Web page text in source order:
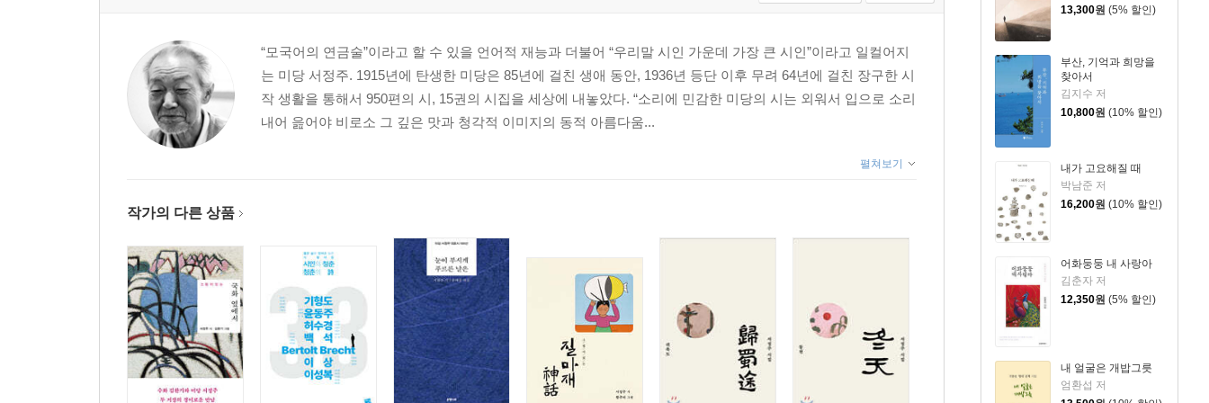
13,300원 (5% 할인)
부산, 기억과 희망을
찾아서
김지수 저
10,800원 (10% 할인)
내가 고요해질 때
박남준 저
16,200원 (10% 할인)
어화둥둥 내 사랑아
김춘자 저
12,350원 (5% 할인)
내 얼굴은 개밥그릇
엄환섭 저
“모국어의 연금술”이라고 할 수 있을 언어적 재능과 더불어 “우리말 시인 가운데 가장 큰 시인”이라고 일컬어지
는 미당 서정주. 1915년에 탄생한 미당은 85년에 걸친 생애 동안, 1936년 등단 이후 무려 64년에 걸친 장구한 시
작 생활을 통해서 950편의 시, 15권의 시집을 세상에 내놓았다. “소리에 민감한 미당의 시는 외워서 입으로 소리
내어 읊어야 비로소 그 깊은 맛과 청각적 이미지의 동적 아름다움...
펼쳐보기
작가의 다른 상품